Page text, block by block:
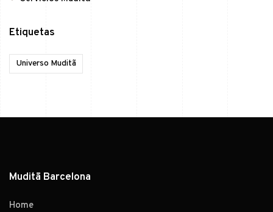
Etiquetas
Universo Muditã
Muditā Barcelona
Home